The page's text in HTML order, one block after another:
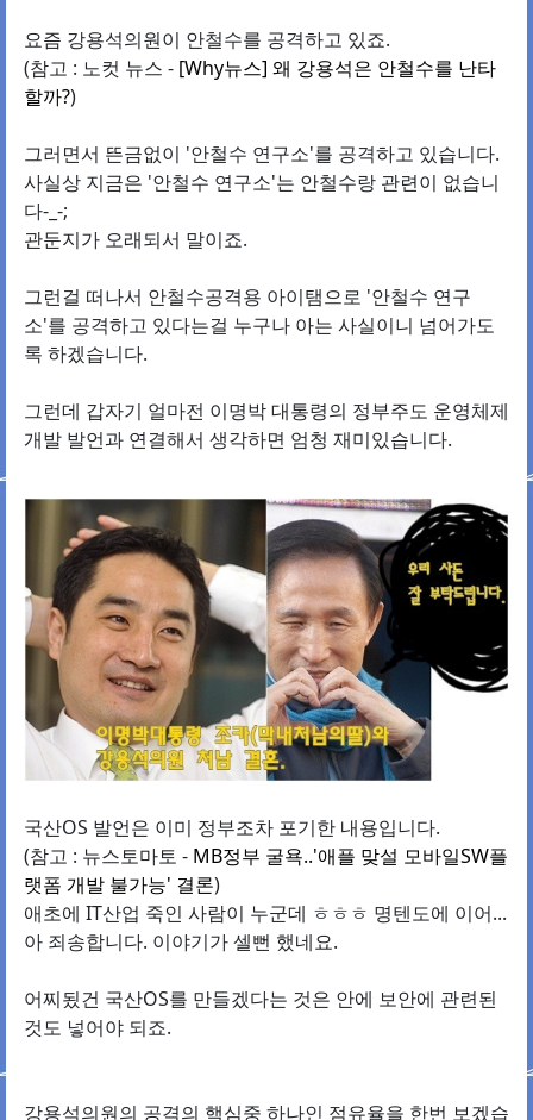
요즘 강용석의원이 안철수를 공격하고 있죠.
(참고 : 노컷 뉴스 - [Why뉴스] 왜 강용석은 안철수를 난타
할까?)
그러면서 뜬금없이 '안철수 연구소'를 공격하고 있습니다.
사실상 지금은 '안철수 연구소'는 안철수랑 관련이 없습니
다-_-;
관둔지가 오래되서 말이죠.
그런걸 떠나서 안철수공격용 아이탬으로 '안철수 연구
소'를 공격하고 있다는걸 누구나 아는 사실이니 넘어가도
록 하겠습니다.
그런데 갑자기 얼마전 이명박 대통령의 정부주도 운영체제
개발 발언과 연결해서 생각하면 엄청 재미있습니다.
국산OS 발언은 이미 정부조차 포기한 내용입니다.
(참고 : 뉴스토마토 - MB정부 굴욕..'애플 맞설 모바일SW플
랫폼 개발 불가능' 결론)
애초에 IT산업 죽인 사람이 누군데 ㅎㅎㅎ 명텐도에 이어...
아 죄송합니다. 이야기가 셀뻔 했네요.
어찌됬건 국산OS를 만들겠다는 것은 안에 보안에 관련된
것도 넣어야 되죠.
강용석의원의 공격의 핵심중 하나인 점유율을 한번 보겠습